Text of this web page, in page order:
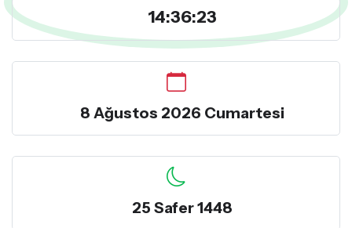
14:36:24
8 Ağustos 2026 Cumartesi
25 Safer 1448